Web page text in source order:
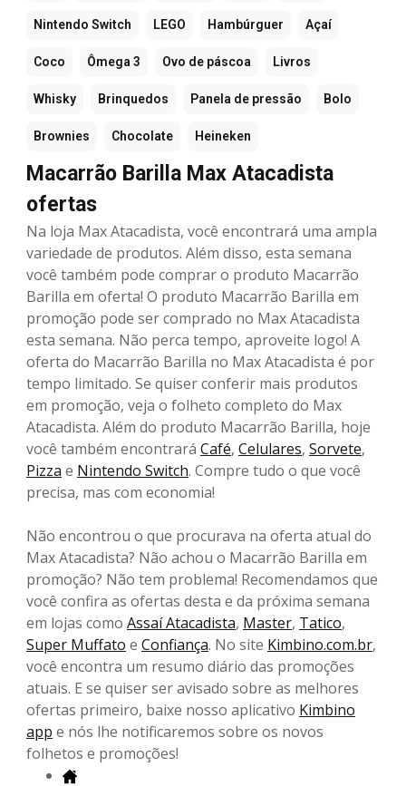
Nintendo Switch LEGO Hambúrguer Açaí
Coco Ômega 3 Ovo de páscoa Livros
Whisky Brinquedos Panela de pressão Bolo
Brownies Chocolate Heineken
Macarrão Barilla Max Atacadista
ofertas
Na loja Max Atacadista, você encontrará uma ampla
variedade de produtos. Além disso, esta semana
você também pode comprar o produto Macarrão
Barilla em oferta! O produto Macarrão Barilla em
promoção pode ser comprado no Max Atacadista
esta semana. Não perca tempo, aproveite logo! A
oferta do Macarrão Barilla no Max Atacadista é por
tempo limitado. Se quiser conferir mais produtos
em promoção, veja o folheto completo do Max
Atacadista. Além do produto Macarrão Barilla, hoje
você também encontrará Café, Celulares, Sorvete,
Pizza e Nintendo Switch. Compre tudo o que você
precisa, mas com economia!
Não encontrou o que procurava na oferta atual do
Max Atacadista? Não achou o Macarrão Barilla em
promoção? Não tem problema! Recomendamos que
você confira as ofertas desta e da próxima semana
em lojas como Assaí Atacadista, Master, Tatico,
Super Muffato e Confiança. No site Kimbino.com.br,
você encontra um resumo diário das promoções
atuais. E se quiser ser avisado sobre as melhores
ofertas primeiro, baixe nosso aplicativo Kimbino
app e nós lhe notificaremos sobre os novos
folhetos e promoções!